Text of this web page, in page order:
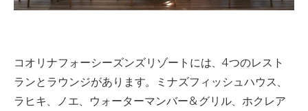
コオリナフォーシーズンズリゾートには、4つのレスト
ランとラウンジがあります。ミナズフィッシュハウス、
ラヒキ、ノエ、ウォーターマンバー＆グリル、ホクレア